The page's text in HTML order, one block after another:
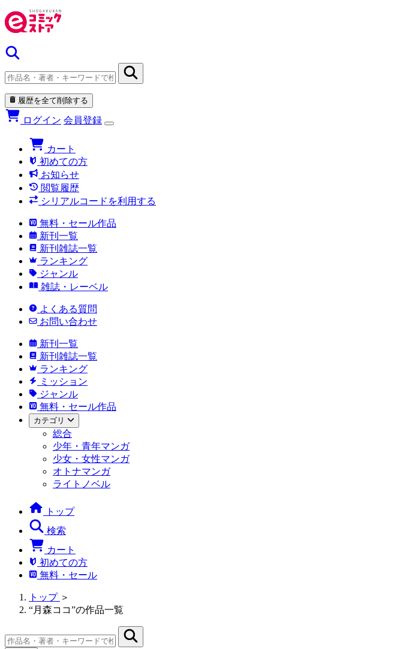
履歴を全て削除する
ログイン 会員登録
カート
初めての方
お知らせ
閲覧履歴
シリアルコードを利用する
無料・セール作品
新刊一覧
新刊雑誌一覧
ランキング
ジャンル
雑誌・レーベル
よくある質問
お問い合わせ
新刊一覧
新刊雑誌一覧
ランキング
ミッション
ジャンル
無料・セール作品
カテゴリ
総合
少年・青年マンガ
少女・女性マンガ
オトナマンガ
ライトノベル
トップ
検索
カート
初めての方
無料・セール
トップ ＞
“月森ココ”の作品一覧